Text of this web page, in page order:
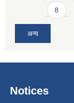
8
अन्य
Notices